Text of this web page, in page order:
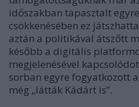
időszakban tapasztalt
csökkenésében ez
aztán a politikával átszőtt
később a digitális
megjelenésével
sorban egyre fogyatkozott
még „látták Kádárt is”.